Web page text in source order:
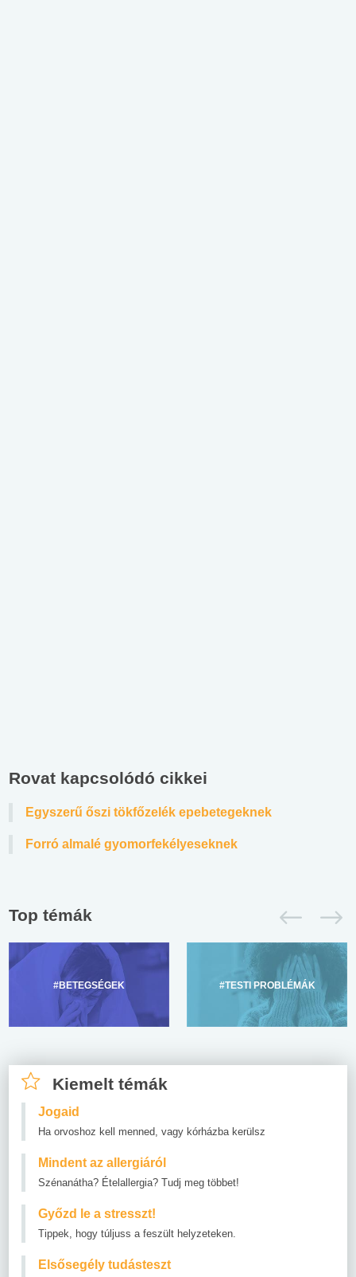
Rovat kapcsolódó cikkei
Egyszerű őszi tökfőzelék epebetegeknek
Forró almalé gyomorfekélyeseknek
Top témák
#BETEGSÉGEK #TESTI PROBLÉMÁK
Kiemelt témák
Jogaid
Ha orvoshoz kell menned, vagy kórházba kerülsz
Mindent az allergiáról
Szénanátha? Ételallergia? Tudj meg többet!
Győzd le a stresszt!
Tippek, hogy túljuss a feszült helyzeteken.
Elsősegély tudásteszt